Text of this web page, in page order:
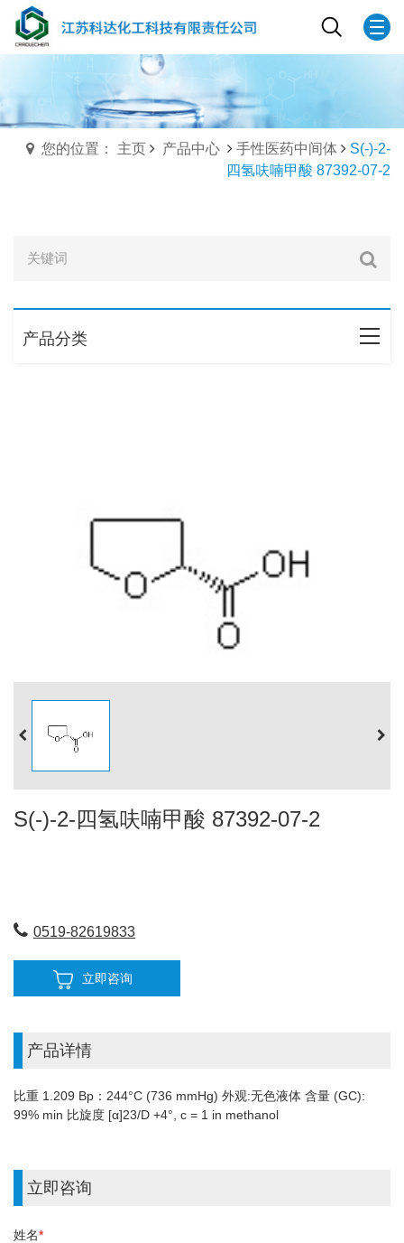
您的位置： 主页 产品中心 手性医药中间体
S(-)-2-
四氢呋喃甲酸 87392-07-2
产品分类
S(-)-2-四氢呋喃甲酸 87392-07-2
0519-82619833
立即咨询
产品详情
比重 1.209 Bp：244°C (736 mmHg) 外观:无色液体 含量 (GC):
99% min 比旋度 [α]23/D +4°, c = 1 in methanol
立即咨询
姓名*